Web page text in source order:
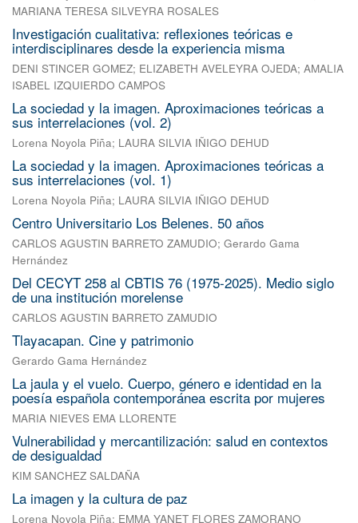
MARIANA TERESA SILVEYRA ROSALES
Investigación cualitativa: reflexiones teóricas e
interdisciplinares desde la experiencia misma
DENI STINCER GOMEZ; ELIZABETH AVELEYRA OJEDA; AMALIA
ISABEL IZQUIERDO CAMPOS
La sociedad y la imagen. Aproximaciones teóricas a
sus interrelaciones (vol. 2)
Lorena Noyola Piña; LAURA SILVIA IÑIGO DEHUD
La sociedad y la imagen. Aproximaciones teóricas a
sus interrelaciones (vol. 1)
Lorena Noyola Piña; LAURA SILVIA IÑIGO DEHUD
Centro Universitario Los Belenes. 50 años
CARLOS AGUSTIN BARRETO ZAMUDIO; Gerardo Gama
Hernández
Del CECYT 258 al CBTIS 76 (1975-2025). Medio siglo
de una institución morelense
CARLOS AGUSTIN BARRETO ZAMUDIO
Tlayacapan. Cine y patrimonio
Gerardo Gama Hernández
La jaula y el vuelo. Cuerpo, género e identidad en la
poesía española contemporánea escrita por mujeres
MARIA NIEVES EMA LLORENTE
Vulnerabilidad y mercantilización: salud en contextos
de desigualdad
KIM SANCHEZ SALDAÑA
La imagen y la cultura de paz
Lorena Noyola Piña; EMMA YANET FLORES ZAMORANO